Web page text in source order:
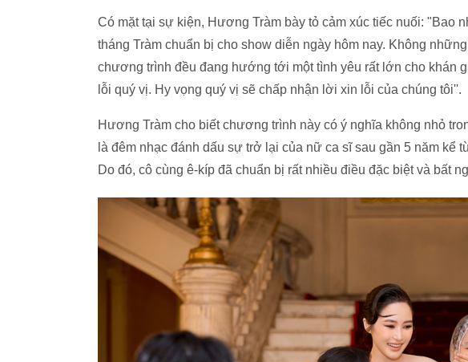
Có mặt tại sự kiện, Hương Tràm bày tỏ cảm xúc tiếc nuối: "Bao
tháng Tràm chuẩn bị cho show diễn ngày hôm nay. Không
chương trình đều đang hướng tới một tình yêu rất lớn cho khán
lỗi quý vị. Hy vọng quý vị sẽ chấp nhận lời xin lỗi của chúng tôi''.
Hương Tràm cho biết chương trình này có ý nghĩa không nhỏ
là đêm nhạc đánh dấu sự trở lại của nữ ca sĩ sau gần 5 năm kể
Do đó, cô cùng ê-kíp đã chuẩn bị rất nhiều điều đặc biệt và bất